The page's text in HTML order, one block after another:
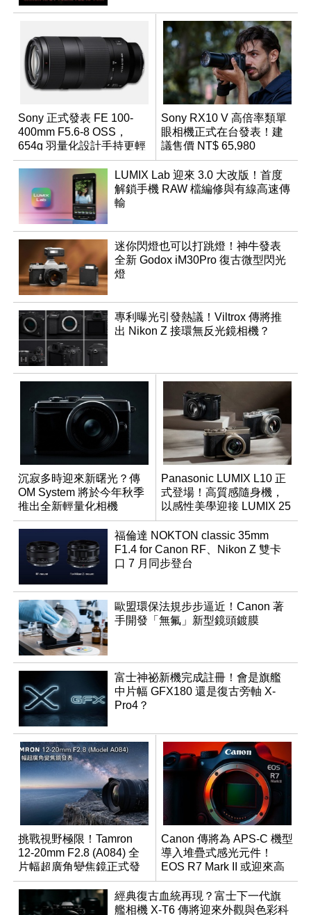
Sony 正式發表 FE 100-
400mm F5.6-8 OSS，
654g 羽量化設計手持更輕
鬆
Sony RX10 V 高倍率類單
眼相機正式在台發表！建
議售價 NT$ 65,980
LUMIX Lab 迎來 3.0 大改版！首度
解鎖手機 RAW 檔編修與有線高速傳
輸
迷你閃燈也可以打跳燈！神牛發表
全新 Godox iM30Pro 復古微型閃光
燈
專利曝光引發熱議！Viltrox 傳將推
出 Nikon Z 接環無反光鏡相機？
沉寂多時迎來新曙光？傳
OM System 將於今年秋季
推出全新輕量化相機
Panasonic LUMIX L10 正
式登場！高質感隨身機，
以感性美學迎接 LUMIX 25
週年
福倫達 NOKTON classic 35mm
F1.4 for Canon RF、Nikon Z 雙卡
口 7 月同步登台
歐盟環保法規步步逼近！Canon 著
手開發「無氟」新型鏡頭鍍膜
富士神祕新機完成註冊！會是旗艦
中片幅 GFX180 還是復古旁軸 X-
Pro4？
挑戰視野極限！Tamron
12-20mm F2.8 (A084) 全
片幅超廣角變焦鏡正式發
表
Canon 傳將為 APS-C 機型
導入堆疊式感光元件！
EOS R7 Mark II 或迎來高
速讀出升級
經典復古血統再現？富士下一代旗
艦相機 X-T6 傳將迎來外觀與色彩科